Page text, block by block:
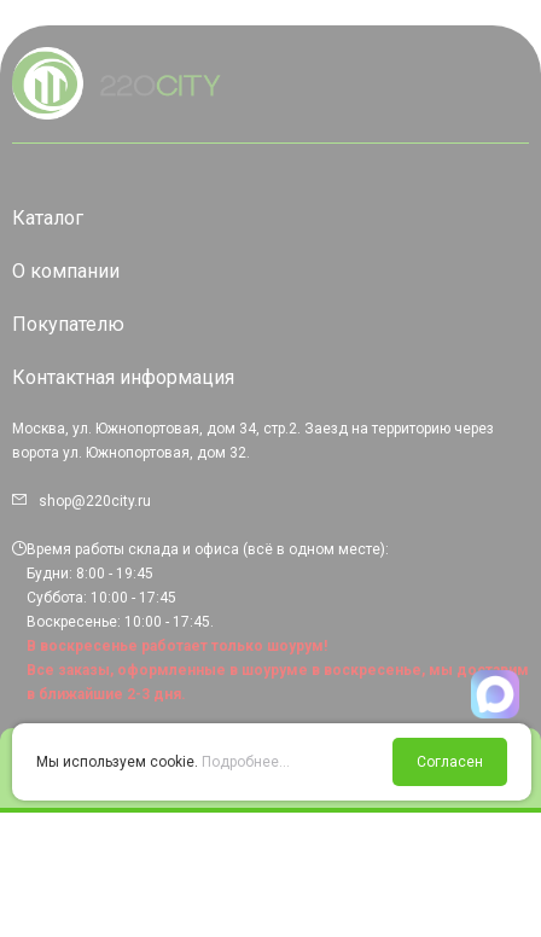
Войти Избранное Корзина
Каталог
О компании
Покупателю
Контактная информация
Москва, ул. Южнопортовая, дом 34, стр.2. Заезд на территорию через
ворота ул. Южнопортовая, дом 32.
shop@220city.ru
Время работы склада и офиса (всё в одном месте):
Будни: 8:00 - 19:45
Суббота: 10:00 - 17:45
Воскресенье: 10:00 - 17:45.
В воскресенье работает только шоурум!
Все заказы, оформленные в шоуруме в воскресенье, мы доставим
в ближайшие 2-3 дня.
Мы используем cookie. Подробнее... Согласен